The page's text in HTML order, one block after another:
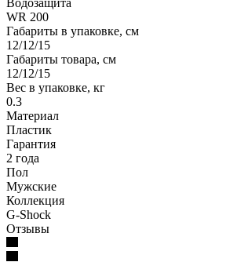
WR 200
Габариты в упаковке, см
12/12/15
Габариты товара, см
12/12/15
Вес в упаковке, кг
0.3
Материал
Пластик
Гарантия
2 года
Пол
Мужские
Коллекция
G-Shock
Отзывы